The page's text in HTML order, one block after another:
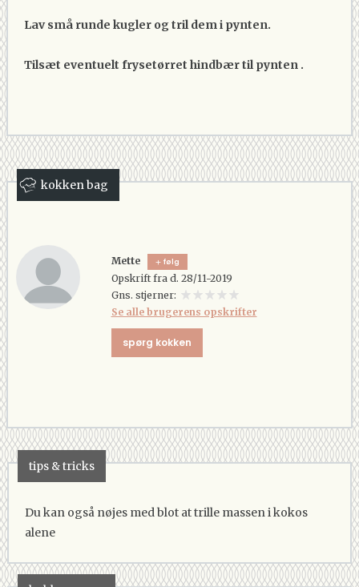
Lav små runde kugler og tril dem i pynten.
Tilsæt eventuelt frysetørret hindbær til pynten .
kokken bag
Mette følg
Opskrift fra d. 28/11-2019
Gns. stjerner:
Se alle brugerens opskrifter
spørg kokken
tips & tricks
Du kan også nøjes med blot at trille massen i kokos
alene